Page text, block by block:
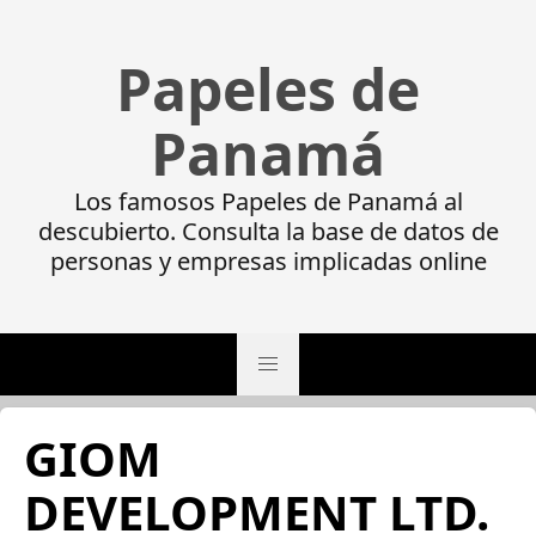
Papeles de
Panamá
Los famosos Papeles de Panamá al
descubierto. Consulta la base de datos de
personas y empresas implicadas online
GIOM
DEVELOPMENT LTD.